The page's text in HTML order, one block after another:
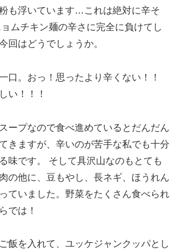
も浮いています…これは絶対に辛そ
ムチキン麺の辛さに完全に負けてし
回はどうでしょうか。
口。おっ！思ったより辛くない！！
い！！！
ープなので食べ進めているとだんだん
きますが、辛いのが苦手な私でも十分
味です。 そして具沢山なのもとても
の他に、豆もやし、長ネギ、ほうれん
ていました。野菜をたくさん食べられ
では！
飯を入れて、ユッケジャンクッパとし